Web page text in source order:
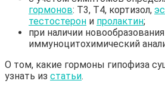
гормонов: Т3, Т4, кортизол,
тестостерон и пролактин;
при наличии
иммуноцитохимический
О том, какие гормоны гипофиза
узнать из статьи.